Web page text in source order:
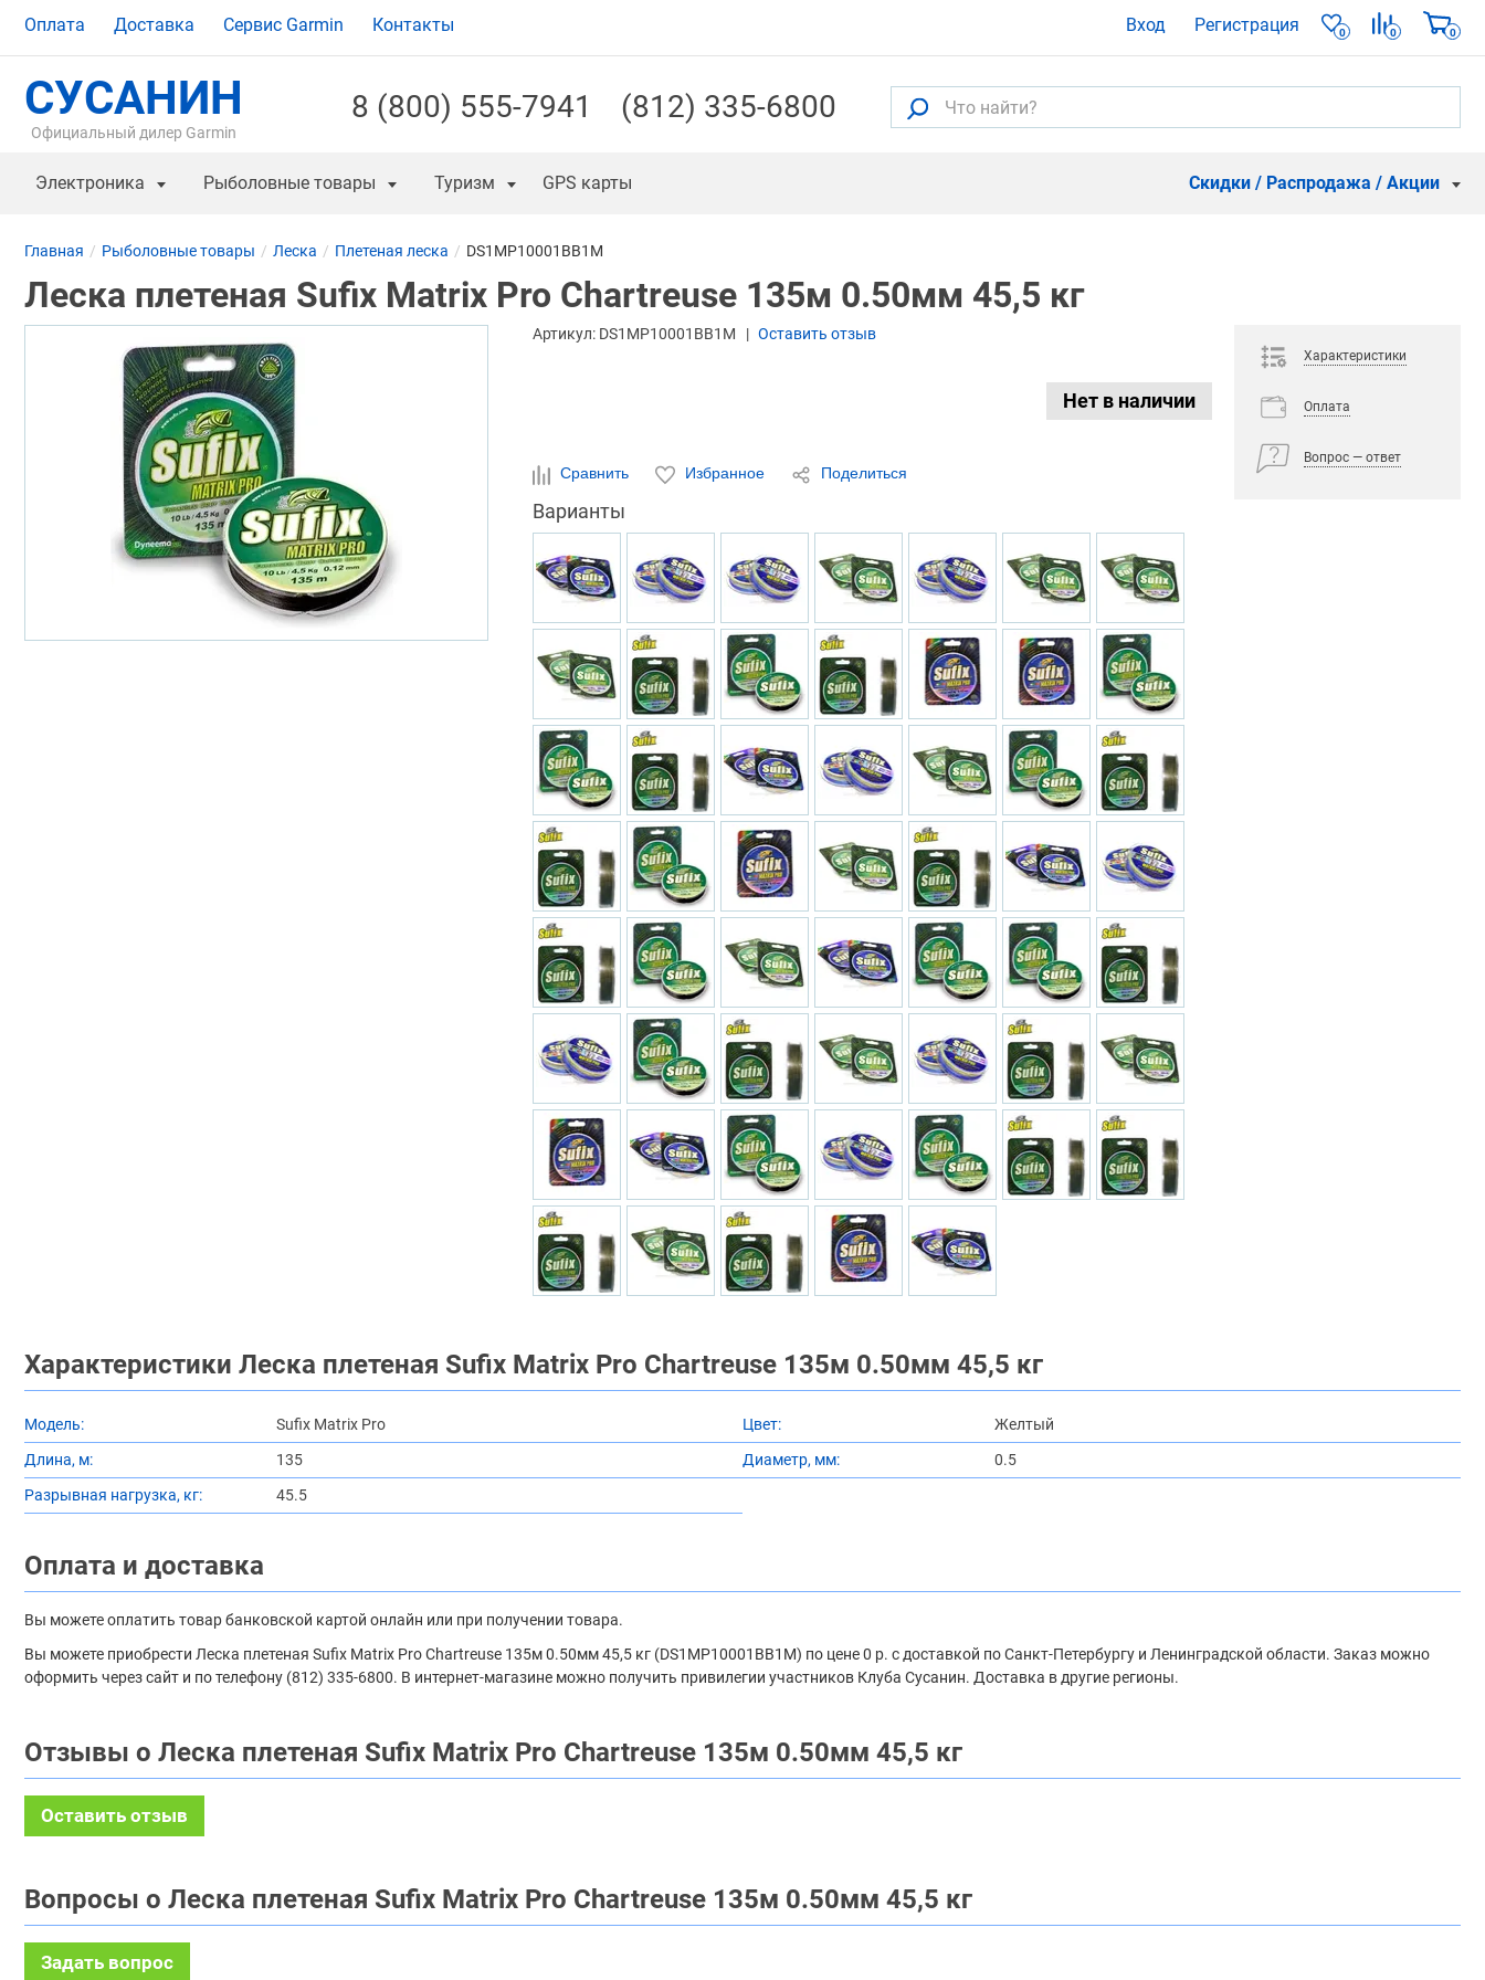
Оплата Доставка Сервис Garmin Контакты Вход Регистрация 0 0 0
СУСАНИН
Официальный дилер Garmin
8 (800) 555-7941 (812) 335-6800
Электроника Рыболовные товары Туризм GPS карты Скидки / Распродажа / Акции
Главная Рыболовные товары Леска Плетеная леска DS1MP10001BB1M
Леска плетеная Sufix Matrix Pro Chartreuse 135м 0.50мм 45,5 кг
Артикул: DS1MP10001BB1M Оставить отзыв
Нет в наличии
Сравнить Избранное Поделиться
Варианты
Характеристики
Оплата
Вопрос — ответ
Характеристики Леска плетеная Sufix Matrix Pro Chartreuse 135м 0.50мм 45,5 кг
Модель: Sufix Matrix Pro Цвет:
Желтый
Длина, м:
135 Диаметр, мм:
0.5
Разрывная нагрузка, кг:
45.5
Оплата и доставка
Вы можете оплатить товар банковской картой онлайн или при получении товара.
Вы можете приобрести Леска плетеная Sufix Matrix Pro Chartreuse 135м 0.50мм 45,5 кг (DS1MP10001BB1M) по цене 0 р. с доставкой по Санкт-Петербургу и Ленинградской области. Заказ можно
оформить через сайт и по телефону (812) 335-6800. В интернет-магазине можно получить привилегии участников Клуба Сусанин. Доставка в другие регионы.
Отзывы о Леска плетеная Sufix Matrix Pro Chartreuse 135м 0.50мм 45,5 кг
Оставить отзыв
Вопросы о Леска плетеная Sufix Matrix Pro Chartreuse 135м 0.50мм 45,5 кг
Задать вопрос